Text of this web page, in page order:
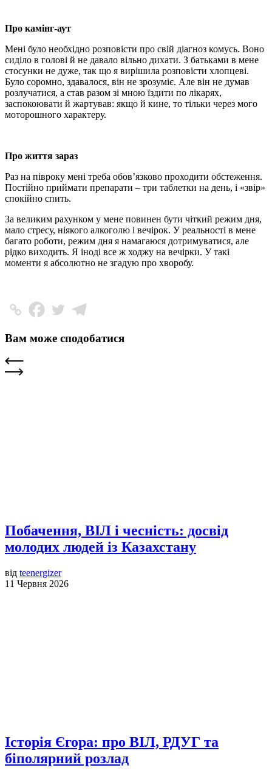
Про камінг-аут
Мені було необхідно розповісти про свій діагноз комусь. Воно
сиділо в голові й не давало вільно дихати. З батьками в мене
стосунки не дуже, так що я вирішила розповісти хлопцеві.
Було соромно, здавалося, він не зрозуміє. Але він не думав
розлучатися, а став разом зі мною їздити по лікарях,
заспокоювати й жартував: якщо й кине, то тільки через мого
моторошного характеру.
Про життя зараз
Раз на півроку мені треба обов’язково проходити обстеження.
Постійно приймати препарати – три таблетки на день, і «звір»
спокійно спить.
За великим рахунком у мене повинен бути чіткий режим дня,
мало стресу, ніякого алкоголю і вечірок. У реальності в мене
багато роботи, режим дня я намагаюся дотримуватися, але
рідко виходить. Я іноді все ж ходжу на вечірки. У такі
моменти я абсолютно не згадую про хворобу.
Вам може сподобатися
Побачення, ВІЛ і чесність: досвід
молодих людей із Казахстану
від teenergizer
11 Червня 2026
Історія Єгора: про ВІЛ, РДУГ та
біполярний розлад